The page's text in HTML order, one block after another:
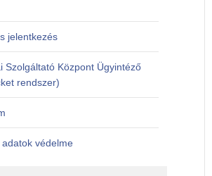
jelentkezés
Szolgáltató Központ Ügyintéző
rendszer)
adatok védelme